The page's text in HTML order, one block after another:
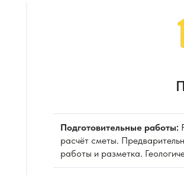
Подготовительные работы:
расчёт сметы.
работы и разметка.